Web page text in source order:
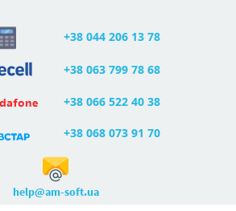
+38 044 206 13 78
+38 063 799 78 68
+38 066 522 40 38
+38 068 073 91 70
help@am-soft.ua